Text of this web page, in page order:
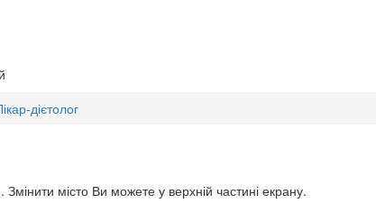
дієтолог
. Змінити місто Ви можете у верхній частині екрану.